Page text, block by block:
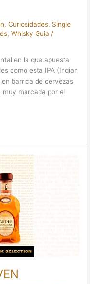
,Curiosidades, Single
,Whisky Guia /
en la que apuesta
como esta IPA (Indian
en barrica de cervezas
muy marcada por el